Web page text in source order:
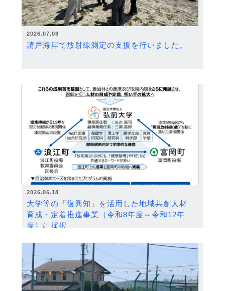
2026.07.08
請戸海岸で放射線測定の支援を行いました。
2026.06.18
大学等の「復興知」を活用した地域共創人材
育成・定着推進事業（令和8年度～令和12年
度）に採択